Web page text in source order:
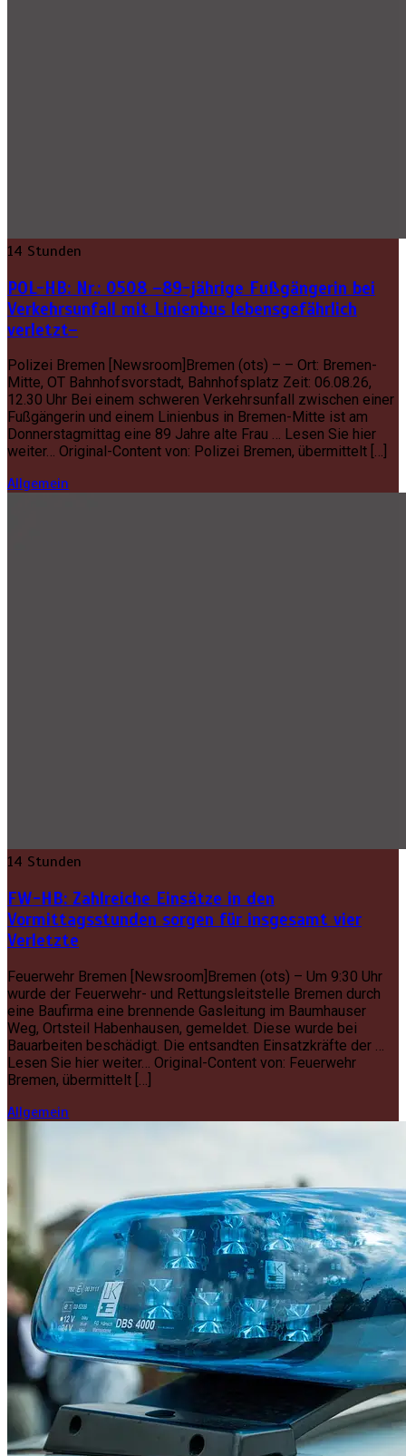
14 Stunden
POL-HB: Nr.: 0508 –89-jährige Fußgängerin bei
Verkehrsunfall mit Linienbus lebensgefährlich
verletzt–
Polizei Bremen [Newsroom]Bremen (ots) – – Ort: Bremen-
Mitte, OT Bahnhofsvorstadt, Bahnhofsplatz Zeit: 06.08.26,
12.30 Uhr Bei einem schweren Verkehrsunfall zwischen einer
Fußgängerin und einem Linienbus in Bremen-Mitte ist am
Donnerstagmittag eine 89 Jahre alte Frau … Lesen Sie hier
weiter… Original-Content von: Polizei Bremen, übermittelt […]
Allgemein
14 Stunden
FW-HB: Zahlreiche Einsätze in den
Vormittagsstunden sorgen für insgesamt vier
Verletzte
Feuerwehr Bremen [Newsroom]Bremen (ots) – Um 9:30 Uhr
wurde der Feuerwehr- und Rettungsleitstelle Bremen durch
eine Baufirma eine brennende Gasleitung im Baumhauser
Weg, Ortsteil Habenhausen, gemeldet. Diese wurde bei
Bauarbeiten beschädigt. Die entsandten Einsatzkräfte der …
Lesen Sie hier weiter… Original-Content von: Feuerwehr
Bremen, übermittelt […]
Allgemein